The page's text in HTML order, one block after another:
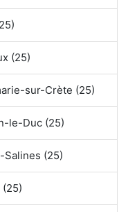
(25)
sur-Crète (25)
le-Duc (25)
(25)